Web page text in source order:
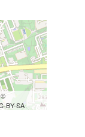
©
BY-SA